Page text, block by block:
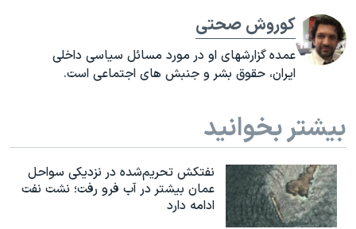
کوروش صحتی
عمده گزارشهای او در مورد مسائل سیاسی داخلی
ایران، حقوق بشر و جنبش های اجتماعی است.
بیشتر بخوانید
نفتکش تحریم‌شده در نزدیکی سواحل
عمان بیشتر در آب فرو رفت؛ نشت نفت
ادامه دارد